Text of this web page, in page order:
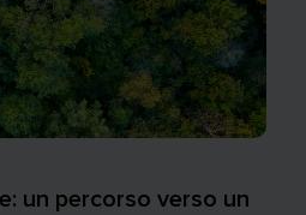
un percorso verso un